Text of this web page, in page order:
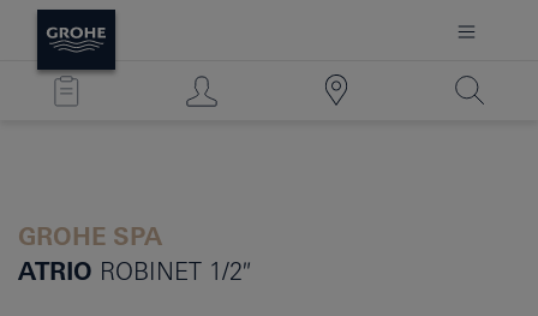
GROHE SPA
ATRIO ROBINET 1/2″